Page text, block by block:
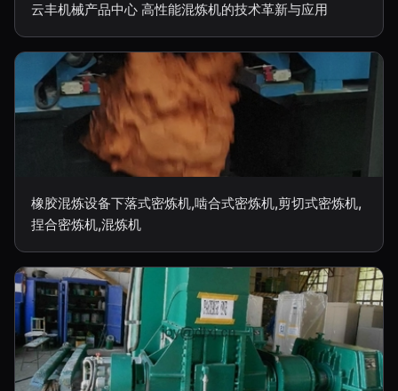
云丰机械产品中心 高性能混炼机的技术革新与应用
橡胶混炼设备下落式密炼机,啮合式密炼机,剪切式密炼机,
捏合密炼机,混炼机